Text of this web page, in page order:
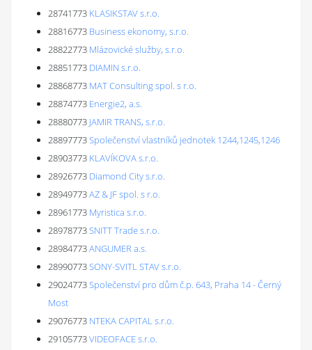
28741773 KLASIKSTAV s.r.o.
28816773 Business ekonomy, s.r.o.
28822773 Mlázovické služby, s.r.o.
28851773 DIAMIN s.r.o.
28868773 MAT Consulting spol. s r.o.
28874773 Energie2, a.s.
28880773 JAMIR TRANS, s.r.o.
28897773Společenství vlastníků jednotek 1244,1245,1246
28903773 KLAVÍKOVA s.r.o.
28926773 Diamond City s.r.o.
28949773AZ & JF spol. s r.o.
28961773 Myristica s.r.o.
28978773SNITT Trade s.r.o.
28984773ANGUMER a.s.
28990773SONY-SVITL STAV s.r.o.
29024773Společenství pro dům č.p. 643, Praha 14 - Černý
Most
29076773 NTEKA CAPITAL s.r.o.
29105773VIDEOFACE s.r.o.